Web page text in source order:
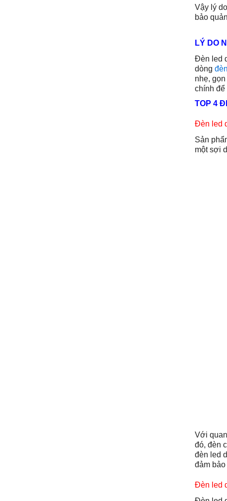
Vậy lý
bảo
LÝ DO
Đèn led
dòng
nhẹ,
chính để
TOP 4
Đèn led
Sản
một sợi
Với
đó, đèn
đèn led
đảm
Đèn led